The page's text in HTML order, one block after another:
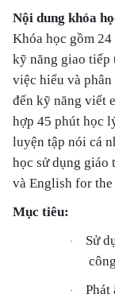
Nội dung khóa
Khóa học gồm
kỹ năng giao tiếp
việc hiểu và
đến kỹ năng viết
hợp 45 phút học
luyện tập nói cá
học sử dụng giáo
và English for
Mục tiêu:
·
Sử
·
Phát